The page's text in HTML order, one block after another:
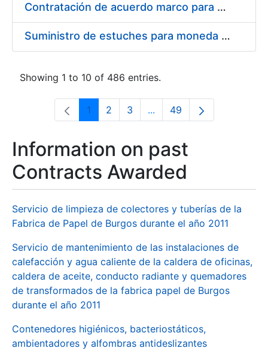
Contratación de acuerdo marco para el Suministro de Material de Electricidad para la Fábrica Nacional de Moneda y Timbre-Real Casa de la Moneda en su centro de trabajo de Burgos
Suministro de estuches para moneda de 30 €
Showing 1 to 10 of 486 entries.
Page
1 Page
2 Page
3 ...Intermediate Pages Use
Page
49
Information on past
Contracts Awarded
Servicio de limpieza de colectores y tuberías de la
Fabrica de Papel de Burgos durante el año 2011
Servicio de mantenimiento de las instalaciones de
calefacción y agua caliente de la caldera de oficinas,
caldera de aceite, conducto radiante y quemadores
de transformados de la fabrica papel de Burgos
durante el año 2011
Contenedores higiénicos, bacteriostáticos,
ambientadores y alfombras antideslizantes